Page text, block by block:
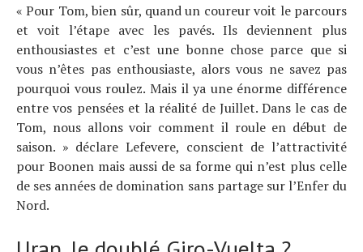
« Pour Tom, bien sûr, quand un coureur voit le parcours
et voit l’étape avec les pavés. Ils deviennent plus
enthousiastes et c’est une bonne chose parce que si
vous n’êtes pas enthousiaste, alors vous ne savez pas
pourquoi vous roulez. Mais il ya une énorme différence
entre vos pensées et la réalité de Juillet. Dans le cas de
Tom, nous allons voir comment il roule en début de
saison. » déclare Lefevere, conscient de l’attractivité
pour Boonen mais aussi de sa forme qui n’est plus celle
de ses années de domination sans partage sur l’Enfer du
Nord.